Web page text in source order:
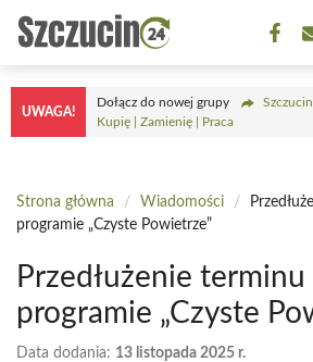
Przejdź
treści
UWAGA!
Dołącz do nowej grupy
Kupię | Zamienię | Praca
Strona główna / Wiadomości /
programie „Czyste Powietrze”
Przedłużenie
programie „Czyste
Data dodania: 13 listopada 2025 r.